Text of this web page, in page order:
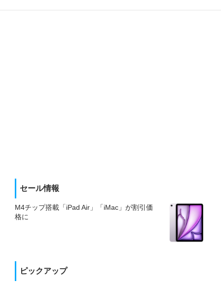
セール情報
M4チップ搭載「iPad Air」「iMac」が割引価
格に
ピックアップ